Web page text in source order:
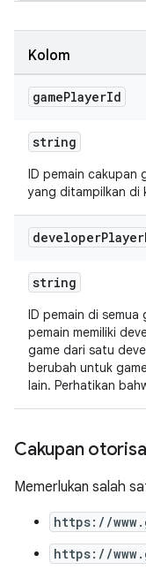
Kolom
gamePlayerId
string
ID pemain cakupan
yang ditampilkan di
developerPlayer
string
ID pemain di
pemain memiliki
game dari satu
berubah untuk
lain. Perhatikan
Cakupan
Memerlukan salah
https://
https://